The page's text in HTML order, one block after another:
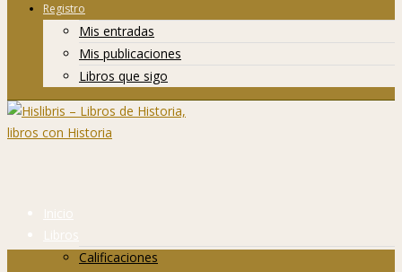
Registro
Mis entradas
Mis publicaciones
Libros que sigo
Inicio
Libros
Calificaciones